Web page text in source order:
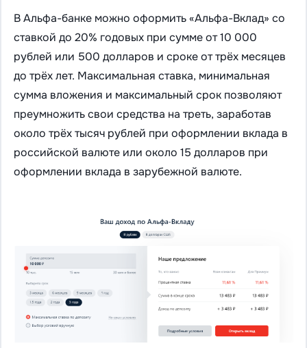
В Альфа-банке можно оформить «Альфа-Вклад» со
ставкой до 20% годовых при сумме от 10 000
рублей или 500 долларов и сроке от трёх месяцев
до трёх лет. Максимальная ставка, минимальная
сумма вложения и максимальный срок позволяют
преумножить свои средства на треть, заработав
около трёх тысяч рублей при оформлении вклада в
российской валюте или около 15 долларов при
оформлении вклада в зарубежной валюте.